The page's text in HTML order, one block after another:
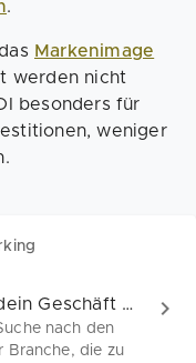
.
Markenimage
werden nicht
besonders für
weniger
Mit Benchmarking dein Geschäft verbessern!
nach den
Branche, die zu